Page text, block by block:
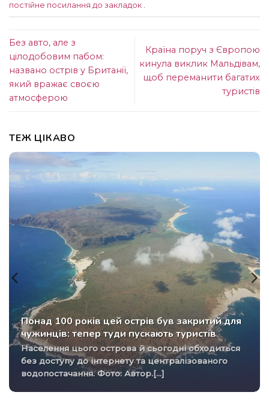
постійне посилання до закладок .
Без авто, але з
цілодобовим пабом:
названо острів у Британії,
який вражає своєю
атмосферою
Країна поруч з Європою
кинула виклик Мальдівам,
щоб переманити багатих
туристів
ТЕЖ ЦІКАВО
Понад 100 років цей острів був закритий для
чужинців: тепер туди пускають туристів
Населення цього острова й сьогодні обходиться
без доступу до інтернету та централізованого
водопостачання. Фото: Автор.[...]